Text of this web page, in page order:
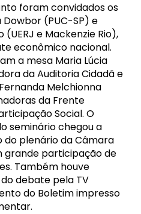
foram convidados os
(PUC-SP) e
(UERJ e Mackenzie Rio),
econômico nacional.
a mesa Maria Lúcia
da Auditoria Cidadã e
Melchionna
da Frente
Social. O
seminário chegou a
plenário da Câmara
grande participação de
Também houve
debate pela TV
do Boletim impresso